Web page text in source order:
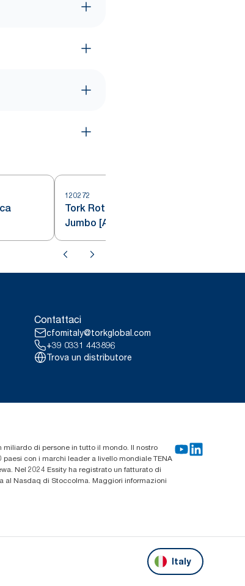
120272
Tork Rotolo carta igienica
Jumbo [Advanced]
Contattaci
cfomitaly@torkglobal.com
+39 0331 443896
Trova un distributore
di persone in tutto il mondo. Il nostro
con i marchi leader a livello mondiale TENA
Nel 2024 Essity ha registrato un fatturato di
al Nasdaq di Stoccolma. Maggiori informazioni
Italy